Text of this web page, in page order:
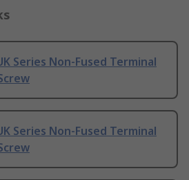
Series Non-Fused Terminal
Series Non-Fused Terminal